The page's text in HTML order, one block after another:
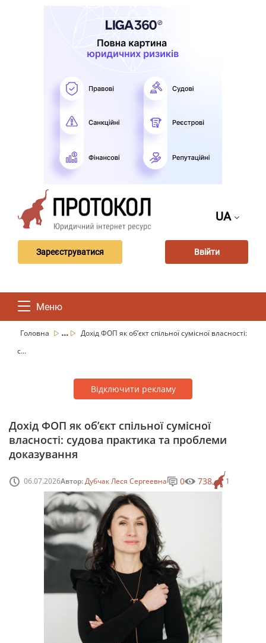
UA
Зареєструватися Ввійти
Меню
Головна ...
Дохід ФОП як обʼєкт спільної сумісної власності:
с...
Відключити рекламу
Дохід ФОП як обʼєкт спільної сумісної
власності: судова практика та проблеми
доказування
06.07.2026Автор:Дубчак Леся Сергеевна 1
0 738